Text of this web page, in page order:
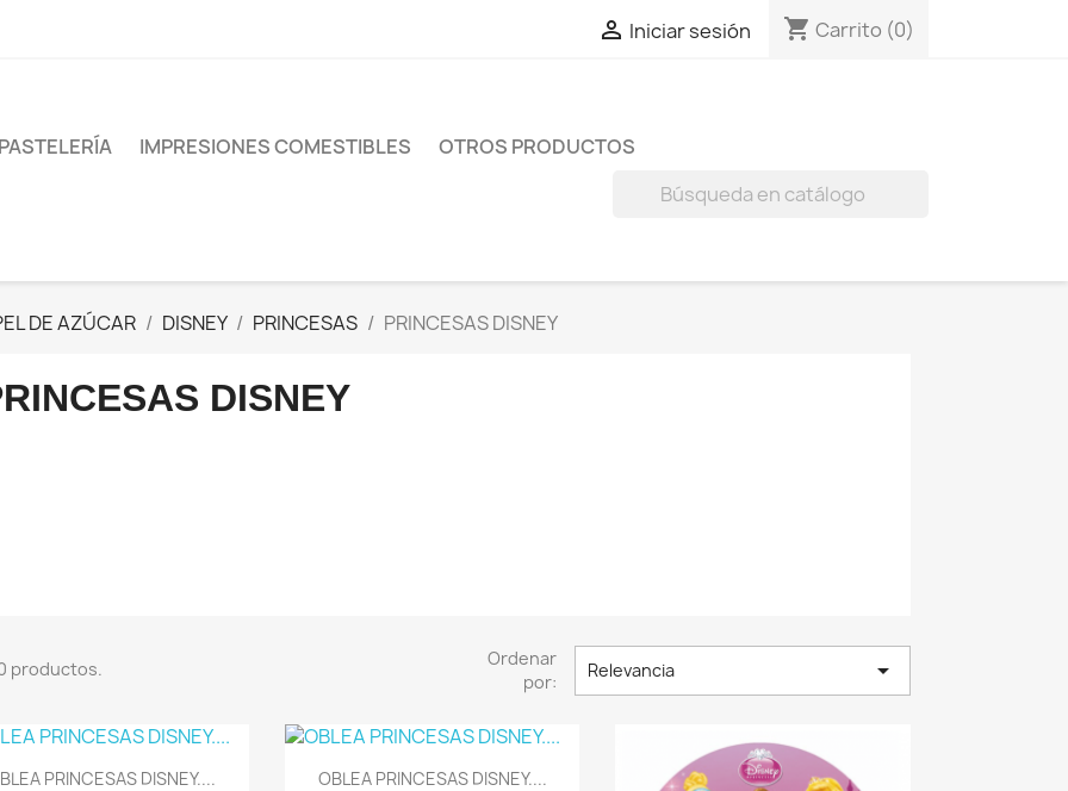
 Iniciar sesión shopping_cart Carrito (0)
IMPRESIONES COMESTIBLES OTROS PRODUCTOS
DE AZÚCAR DISNEY PRINCESAS PRINCESAS DISNEY
DISNEY
productos.
Ordenar
por:
Relevancia 
Vista rápida
PRINCESAS DISNEY.... Vista rápida
OBLEA PRINCESAS DISNEY....